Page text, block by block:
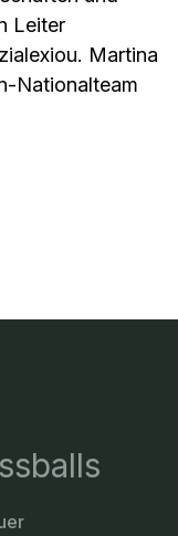
Leiter
Martina
Nationalteam